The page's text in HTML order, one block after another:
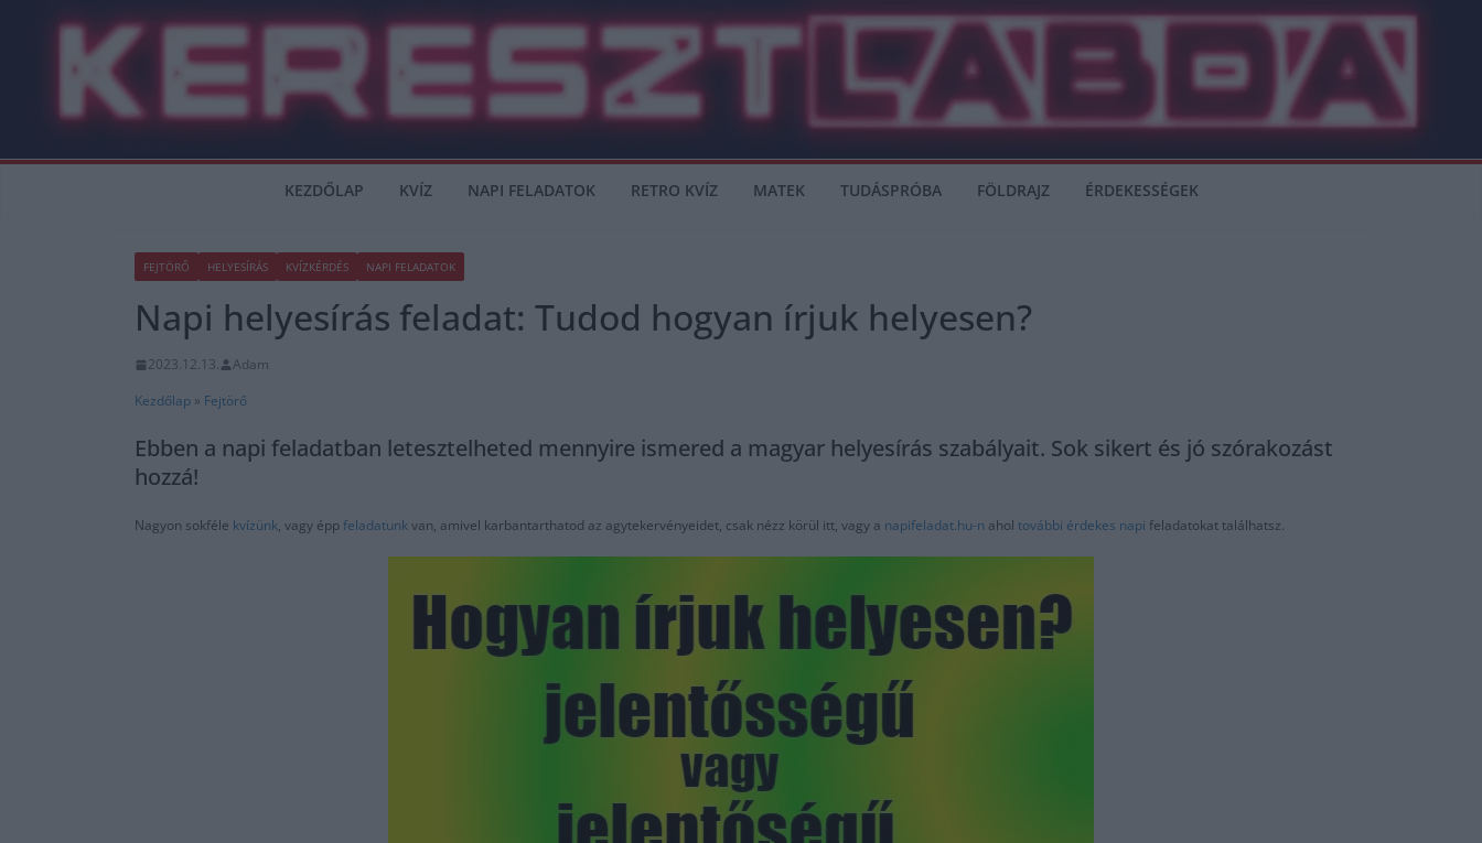
KEZDŐLAP KVÍZ NAPI FELADATOK RETRO KVÍZ MATEK TUDÁSPRÓBA FÖLDRAJZ ÉRDEKESSÉGEK
FEJTÖRŐ HELYESÍRÁS KVÍZKÉRDÉS NAPI FELADATOK
Napi helyesírás feladat: Tudod hogyan írjuk helyesen?
2023.12.13.
Adam
Kezdőlap » Fejtörő
Ebben a napi feladatban letesztelheted mennyire ismered a magyar helyesírás szabályait. Sok sikert és jó szórakozást
hozzá!
Nagyon sokféle kvízünk, vagy éppfeladatunkvan, amivel karbantarthatod az agytekervényeidet, csak nézz körül itt, vagy a napifeladat.hu-n ahol további érdekes napi feladatokat találhatsz.